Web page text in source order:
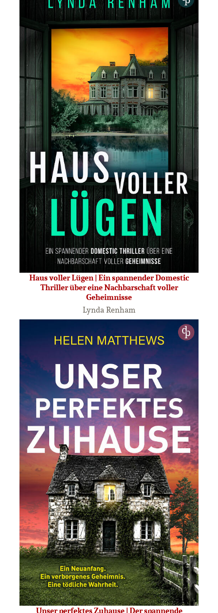
Haus voller Lügen | Ein spannender Domestic
Thriller über eine Nachbarschaft voller
Geheimnisse
Lynda Renham
Unser perfektes Zuhause | Der spannende